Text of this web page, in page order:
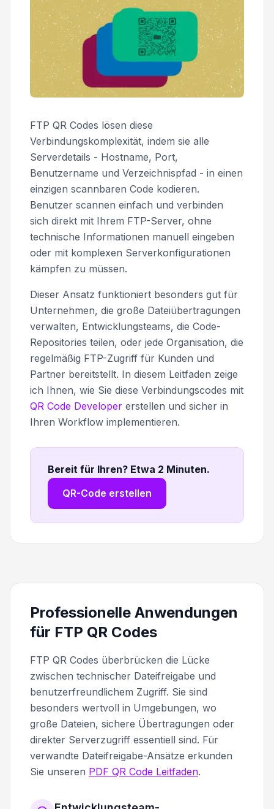
FTP QR Codes lösen diese
Verbindungskomplexität, indem sie alle
Serverdetails - Hostname, Port,
Benutzername und Verzeichnispfad - in einen
einzigen scannbaren Code kodieren.
Benutzer scannen einfach und verbinden
sich direkt mit Ihrem FTP-Server, ohne
technische Informationen manuell eingeben
oder mit komplexen Serverkonfigurationen
kämpfen zu müssen.
Dieser Ansatz funktioniert besonders gut für
Unternehmen, die große Dateiübertragungen
verwalten, Entwicklungsteams, die Code-
Repositories teilen, oder jede Organisation, die
regelmäßig FTP-Zugriff für Kunden und
Partner bereitstellt. In diesem Leitfaden zeige
ich Ihnen, wie Sie diese Verbindungscodes mit
QR Code Developer erstellen und sicher in
Ihren Workflow implementieren.
Bereit für Ihren? Etwa 2 Minuten.
QR-Code erstellen
Professionelle Anwendungen
für FTP QR Codes
FTP QR Codes überbrücken die Lücke
zwischen technischer Dateifreigabe und
benutzerfreundlichem Zugriff. Sie sind
besonders wertvoll in Umgebungen, wo
große Dateien, sichere Übertragungen oder
direkter Serverzugriff essentiell sind. Für
verwandte Dateifreigabe-Ansätze erkunden
Sie unseren PDF QR Code Leitfaden.